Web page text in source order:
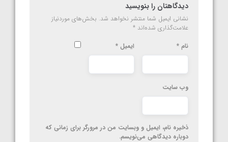
دیدگاهتان را بنویسید
نشانی ایمیل شما منتشر نخواهد شد. بخش‌های موردنیاز
علامت‌گذاری شده‌اند *
نام * ایمیل *
وب‌ سایت
ذخیره نام، ایمیل و وبسایت من در مرورگر برای زمانی که
دوباره دیدگاهی می‌نویسم.